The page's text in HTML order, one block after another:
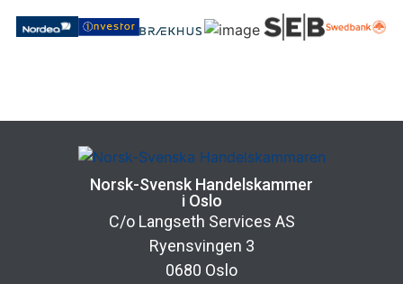
Norsk-Svensk Handelskammer
i Oslo
C/o Langseth Services AS
Ryensvingen 3
0680 Oslo